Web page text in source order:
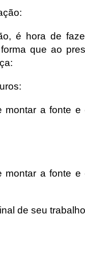
é hora de
que ao
montar a fonte e
montar a fonte e
de seu